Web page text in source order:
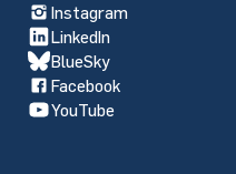
Instagram
LinkedIn
BlueSky
Facebook
YouTube